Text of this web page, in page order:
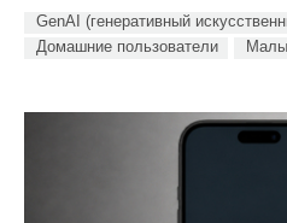
GenAI (генеративный
Домашние пользователи